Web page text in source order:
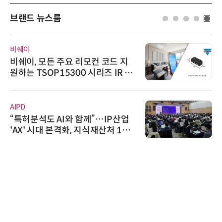
브랜드 뉴스룸
비쉐이
비쉐이, 모든 주요 리모컨 코드 지
원하는 TSOP15300 시리즈 IR 수
AIPD
“특허분석도 AI와 함께”…IP산업
'AX' 시대 본격화, 지식재산처 1호